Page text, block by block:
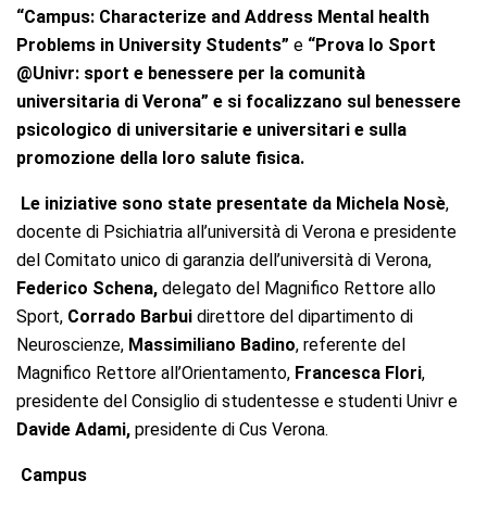
“Campus: Characterize and Address Mental health
Problems in University Students” e “Prova lo Sport
@Univr: sport e benessere per la comunità
universitaria di Verona” e si focalizzano sul benessere
psicologico di universitarie e universitari e sulla
promozione della loro salute fisica.
Le iniziative sono state presentate da Michela Nosè,
docente di Psichiatria all’università di Verona e presidente
del Comitato unico di garanzia dell’università di Verona,
Federico Schena, delegato del Magnifico Rettore allo
Sport, Corrado Barbui direttore del dipartimento di
Neuroscienze, Massimiliano Badino, referente del
Magnifico Rettore all’Orientamento, Francesca Flori,
presidente del Consiglio di studentesse e studenti Univr e
Davide Adami, presidente di Cus Verona.
Campus